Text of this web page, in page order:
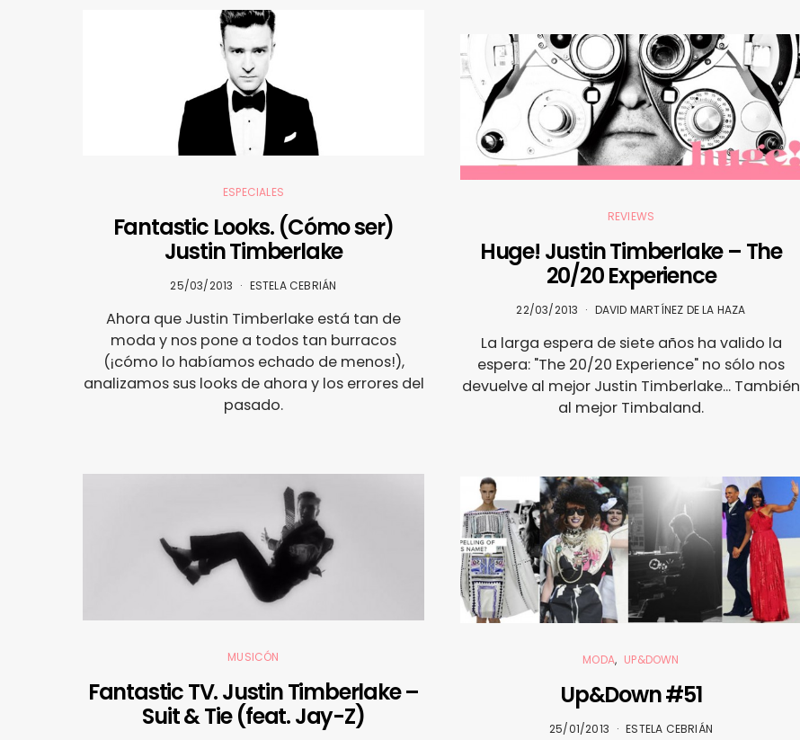
ESPECIALES
Fantastic Looks. (Cómo ser)
Justin Timberlake
25/03/2013 ESTELA CEBRIÁN
Ahora que Justin Timberlake está tan de
moda y nos pone a todos tan burracos
(¡cómo lo habíamos echado de menos!),
analizamos sus looks de ahora y los errores del
pasado.
MUSICÓN
Fantastic TV. Justin Timberlake –
Suit & Tie (feat. Jay-Z)
REVIEWS
Huge! Justin Timberlake – The
20/20 Experience
22/03/2013 DAVID MARTÍNEZ DE LA HAZA
La larga espera de siete años ha valido la
espera: "The 20/20 Experience" no sólo nos
devuelve al mejor Justin Timberlake... También
al mejor Timbaland.
MODA UP&DOWN
Up&Down #51
25/01/2013 ESTELA CEBRIÁN